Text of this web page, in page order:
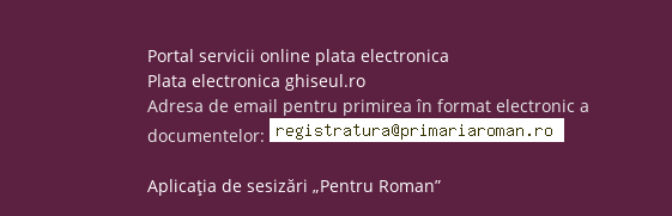
Portal servicii online plata electronica
Plata electronica ghiseul.ro
Adresa de email pentru primirea în format electronic a
documentelor:
Aplicația de sesizări „Pentru Roman”